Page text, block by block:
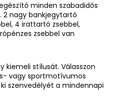
minden szabadidős
2 nagy bankjegytartó
4 irattartó zsebbel,
zsebbel van
kiemeli stílusát. Válasszon
vagy sportmotívumos
szenvedélyét a mindennapi